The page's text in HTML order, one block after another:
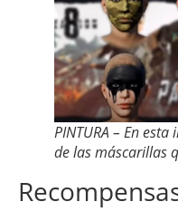
PINTURA – En
de las máscarillas